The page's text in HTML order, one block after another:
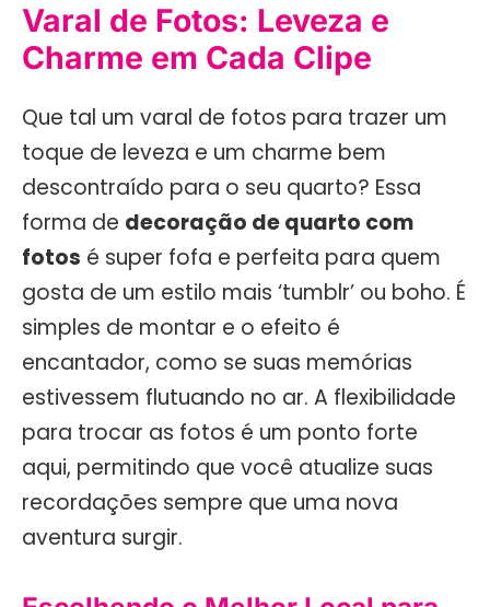
Varal de Fotos: Leveza e
Charme em Cada Clipe
Que tal um varal de fotos para trazer um
toque de leveza e um charme bem
descontraído para o seu quarto? Essa
forma de decoração de quarto com
fotos é super fofa e perfeita para quem
gosta de um estilo mais ‘tumblr’ ou boho. É
simples de montar e o efeito é
encantador, como se suas memórias
estivessem flutuando no ar. A flexibilidade
para trocar as fotos é um ponto forte
aqui, permitindo que você atualize suas
recordações sempre que uma nova
aventura surgir.